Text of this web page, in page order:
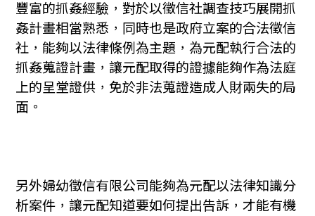
豐富的抓姦經驗，對於以徵信社調查技巧展開抓
姦計畫相當熟悉，同時也是政府立案的合法徵信
社，能夠以法律條例為主題，為元配執行合法的
抓姦蒐證計畫，讓元配取得的證據能夠作為法庭
上的呈堂證供，免於非法蒐證造成人財兩失的局
面。
另外婦幼徵信有限公司能夠為元配以法律知識分
析案件，讓元配知道要如何提出告訴，才能有機